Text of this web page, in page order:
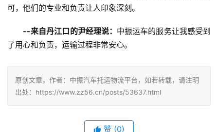
可，他们的专业和负责让人印象深刻。
--来自丹江口的尹经理说： 中振运车的服务让我感受到
了用心和负责，运输过程非常安心。
原创文章，作者：中振汽车托运物流平台，如若转载，请注明
出处：https://www.zz56.cn/posts/53637.html
赞 (0)